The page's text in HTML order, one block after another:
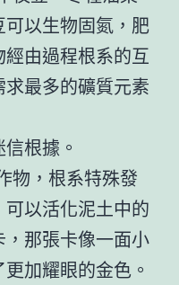
可以生物固氮，肥
由過程根系的互
最多的礦質元素
根據。
物，根系特殊發
以活化泥土中的
那張卡像一面小
加耀眼的金色。